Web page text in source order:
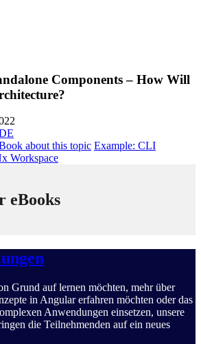
Components – How Will
about this topic Example: CLI
Workspace
eBooks
Grund auf lernen möchten, mehr über
in Angular erfahren möchten oder das
Anwendungen einsetzen, unsere
die Teilnehmenden auf ein neues